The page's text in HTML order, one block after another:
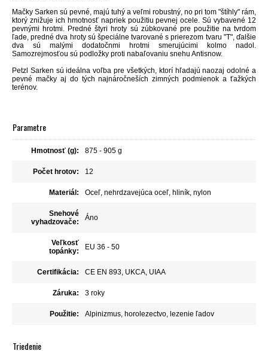
Mačky Sarken sú pevné, majú tuhý a veľmi robustný, no pri tom "štíhly" rám,
ktorý znižuje ich hmotnosť napriek použitiu pevnej ocele. Sú vybavené 12
pevnými hrotmi. Predné štyri hroty sú zúbkované pre použitie na tvrdom
ľade, predné dva hroty sú špeciálne tvarované s prierezom tvaru "T", ďalšie
dva sú malými dodatočnmi hrotmi smerujúcimi kolmo nadol.
Samozrejmosťou sú podložky proti nabaľovaniu snehu Antisnow.
Petzl Sarken sú ideálna voľba pre všetkých, ktorí hľadajú naozaj odolné a
pevné mačky aj do tých najnáročneších zimných podmienok a ťažkých
terénov.
Parametre
Hmotnosť (g): 875 - 905 g
Počet hrotov: 12
Materiál: Oceľ, nehrdzavejúca oceľ, hliník, nylon
Snehové
vyhadzovače:
Áno
Veľkosť
topánky:
EU 36 - 50
Certifikácia: CE EN 893, UKCA, UIAA
Záruka: 3 roky
Použitie: Alpinizmus, horolezectvo, lezenie ľadov
Triedenie